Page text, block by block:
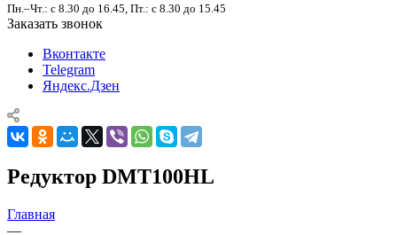
Пн.–Чт.: с 8.30 до 16.45, Пт.: с 8.30 до 15.45
Заказать звонок
Вконтакте
Telegram
Яндекс.Дзен
Редуктор DMT100HL
Главная
—